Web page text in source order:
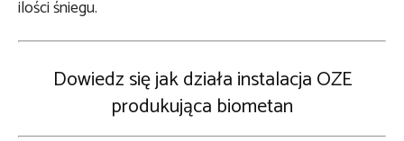
ilości śniegu.
Dowiedz się jak działa instalacja OZE
produkująca biometan